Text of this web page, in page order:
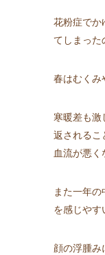
花粉症でか
てしまった
春はむくみ
寒暖差も激
返されるこ
血流が悪く
また一年
を感じやす
顔の浮腫み